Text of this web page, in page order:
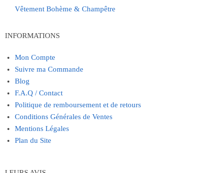
Vêtement Bohème & Champêtre
INFORMATIONS
Mon Compte
Suivre ma Commande
Blog
F.A.Q / Contact
Politique de remboursement et de retours
Conditions Générales de Ventes
Mentions Légales
Plan du Site